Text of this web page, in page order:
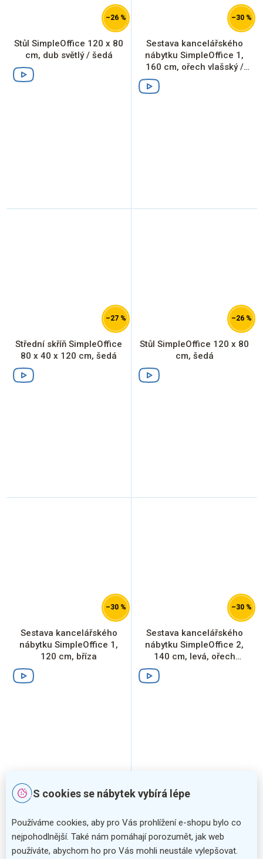
S cookies se nábytek vybírá lépe
Používáme cookies, aby pro Vás prohlížení e-shopu bylo co
nejpohodlnější. Také nám pomáhají porozumět, jak web
používáte, abychom ho pro Vás mohli neustále vylepšovat.
–26 %
Stůl SimpleOffice 120 x 80
cm, dub světlý / šedá
–30 %
Sestava kancelářského
nábytku SimpleOffice 1,
160 cm, ořech vlašský /
–27 %
Střední skříň SimpleOffice
80 x 40 x 120 cm, šedá
–26 %
Stůl SimpleOffice 120 x 80
cm, šedá
–30 %
Sestava kancelářského
nábytku SimpleOffice 1,
120 cm, bříza
–30 %
Sestava kancelářského
nábytku SimpleOffice 2,
140 cm, levá, ořech